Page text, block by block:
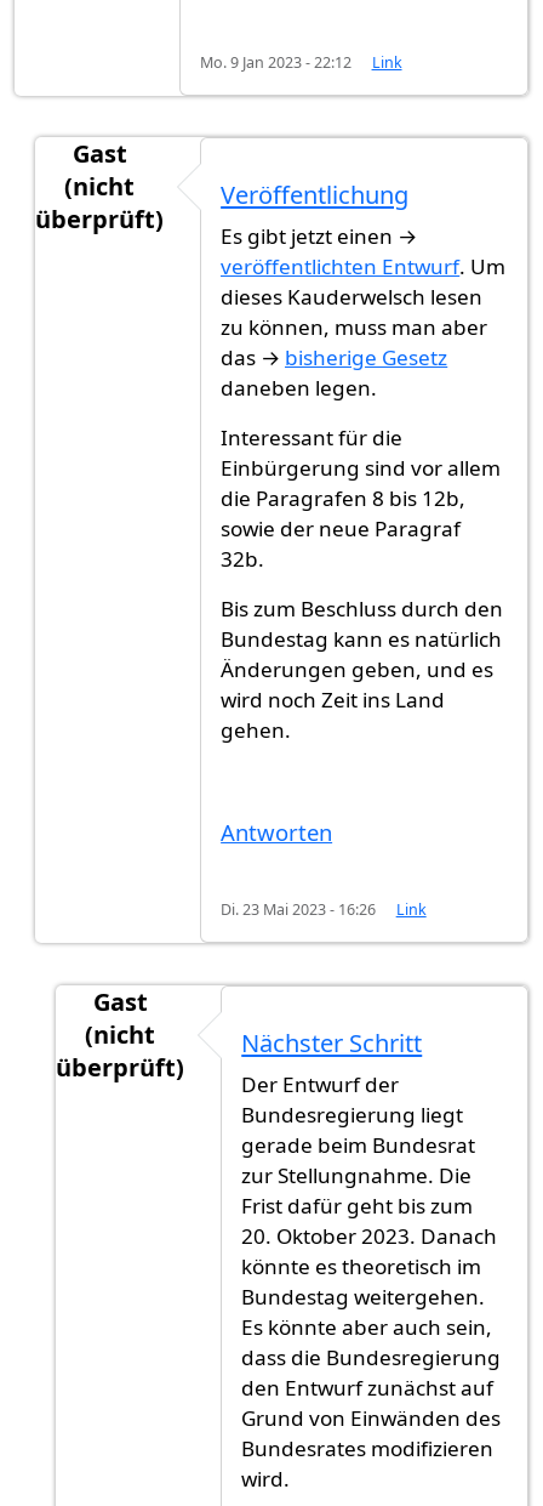
Mo. 9 Jan 2023 - 22:12 Link
Gast
(nicht
überprüft)
Nächster Schritt vonGast (nicht
Veröffentlichung
Es gibt jetzt einen →
veröffentlichten Entwurf. Um
dieses Kauderwelsch lesen
zu können, muss man aber
das → bisherige Gesetz
daneben legen.
Interessant für die
Einbürgerung sind vor allem
die Paragrafen 8 bis 12b,
sowie der neue Paragraf
32b.
Bis zum Beschluss durch den
Bundestag kann es natürlich
Änderungen geben, und es
wird noch Zeit ins Land
gehen.
Antworten
Di. 23 Mai 2023 - 16:26 Link
Gast
(nicht
überprüft)
Veröffentlichung von
Nächster Schritt
Der Entwurf der
Bundesregierung liegt
gerade beim Bundesrat
zur Stellungnahme. Die
Frist dafür geht bis zum
20. Oktober 2023. Danach
könnte es theoretisch im
Bundestag weitergehen.
Es könnte aber auch sein,
dass die Bundesregierung
den Entwurf zunächst auf
Grund von Einwänden des
Bundesrates modifizieren
wird.